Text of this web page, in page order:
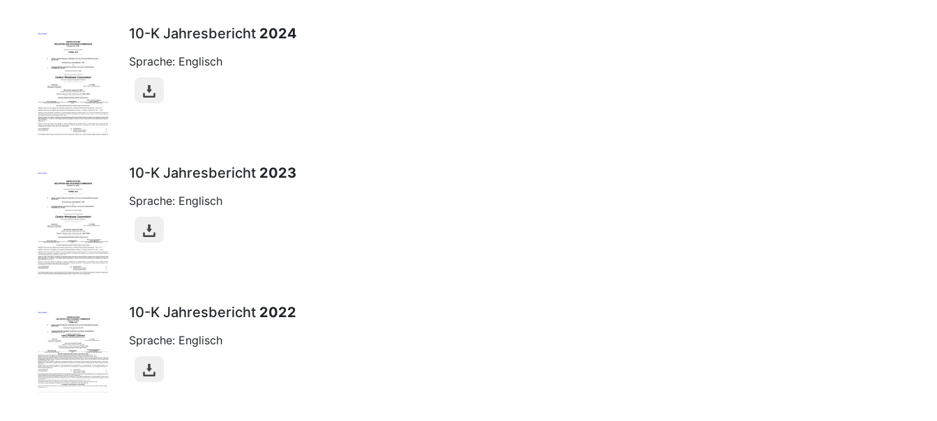
10-K Jahresbericht 2024
Sprache: Englisch
10-K Jahresbericht 2023
Sprache: Englisch
10-K Jahresbericht 2022
Sprache: Englisch